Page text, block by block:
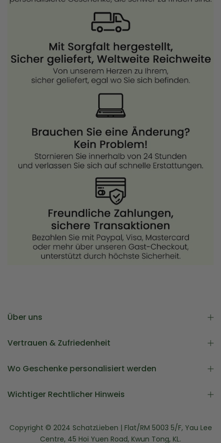
Über uns
Vertrauen & Zufriedenheit
Wo Geschenke personalisiert werden
Wichtiger Rechtlicher Hinweis
Copyright © 2024 SchatzLieben | Flat/RM 5003 5/F, Yau Lee
Centre, 45 Hoi Yuen Road, Kwun Tong, KL.